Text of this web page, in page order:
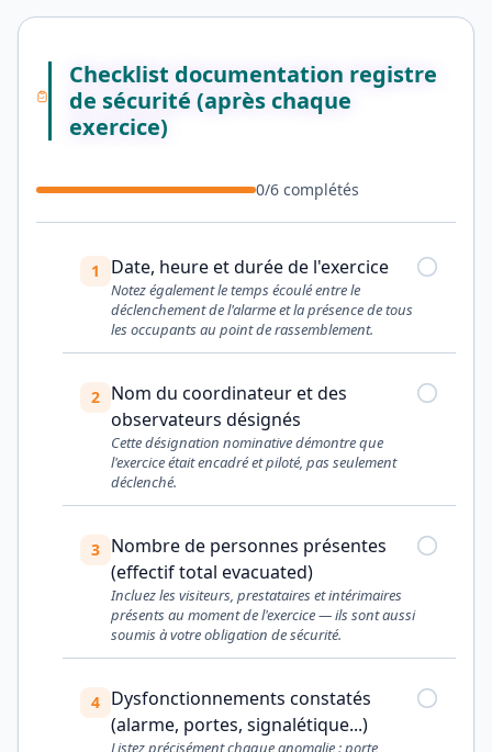
Checklist documentation registre
de sécurité (après chaque
exercice)
0/6 complétés
1 Date, heure et durée de l'exercice
Notez également le temps écoulé entre le
déclenchement de l'alarme et la présence de tous
les occupants au point de rassemblement.
2 Nom du coordinateur et des
observateurs désignés
Cette désignation nominative démontre que
l'exercice était encadré et piloté, pas seulement
déclenché.
3 Nombre de personnes présentes
(effectif total evacuated)
Incluez les visiteurs, prestataires et intérimaires
présents au moment de l'exercice — ils sont aussi
soumis à votre obligation de sécurité.
4 Dysfonctionnements constatés
(alarme, portes, signalétique...)
Listez précisément chaque anomalie : porte